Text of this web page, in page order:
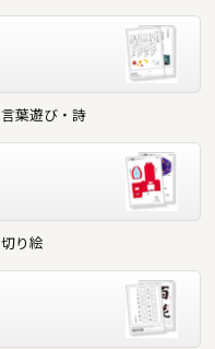
言葉遊び・詩
切り絵